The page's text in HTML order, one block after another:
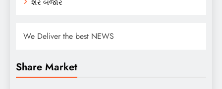
શેર બજાર
We Deliver the best NEWS
Share Market